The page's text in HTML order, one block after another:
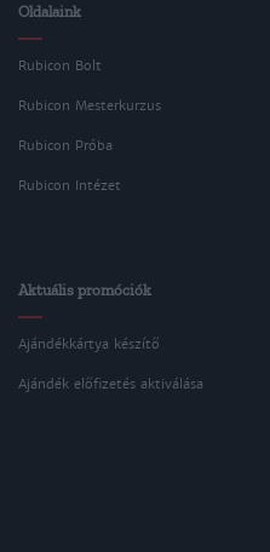
Oldalaink
Rubicon Bolt
Rubicon Mesterkurzus
Rubicon Próba
Rubicon Intézet
Aktuális promóciók
Ajándékkártya készítő
Ajándék előfizetés aktiválása